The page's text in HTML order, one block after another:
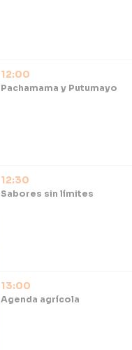
12:00
Pachamama y Putumayo
12:30
Sabores sin límites
13:00
Agenda agrícola